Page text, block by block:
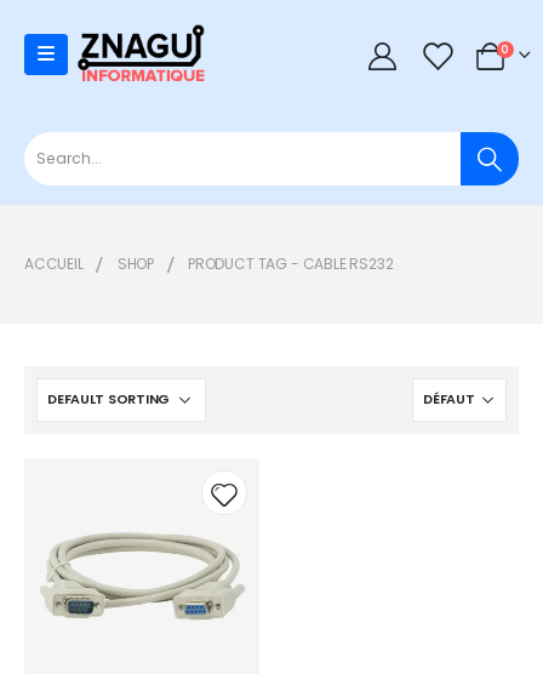
0 0
ACCUEIL SHOP PRODUCT TAG - CABLE RS232
Add to
wishlist